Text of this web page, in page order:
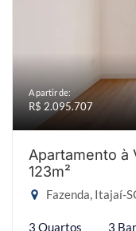
A partir de:
R$ 2.095.707
Apartamento à
123m²
Fazenda, Itajaí-
3 Quartos 3